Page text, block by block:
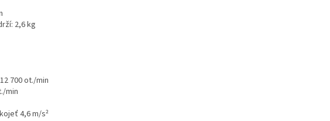
2,6 kg
700 ot./min
min
4,6 m/s²